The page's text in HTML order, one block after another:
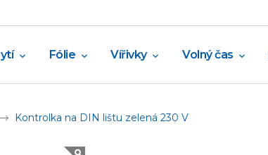
Fólie Vířivky Volný čas
Kontrolka na DIN lištu zelená 230 V